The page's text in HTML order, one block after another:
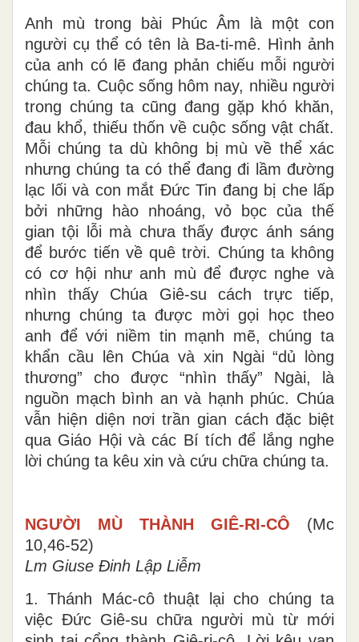
Anh mù trong bài Phúc Âm là một con
người cụ thể có tên là Ba-ti-mê. Hình ảnh
của anh có lẽ đang phản chiếu mỗi người
chúng ta. Cuộc sống hôm nay, nhiều người
trong chúng ta cũng đang gặp khó khăn,
đau khổ, thiếu thốn về cuộc sống vật chất.
Mỗi chúng ta dù không bị mù về thể xác
nhưng chúng ta có thể đang đi lầm đường
lạc lối và con mắt Đức Tin đang bị che lấp
bởi những hào nhoáng, vỏ bọc của thế
gian tội lỗi mà chưa thấy được ánh sáng
để bước tiến về quê trời. Chúng ta không
có cơ hội như anh mù để được nghe và
nhìn thấy Chúa Giê-su cách trực tiếp,
nhưng chúng ta được mời gọi học theo
anh để với niềm tin mạnh mẽ, chúng ta
khẩn cầu lên Chúa và xin Ngài “dủ lòng
thương” cho được “nhìn thấy” Ngài, là
nguồn mạch bình an và hạnh phúc. Chúa
vẫn hiện diện nơi trần gian cách đặc biệt
qua Giáo Hội và các Bí tích để lắng nghe
lời chúng ta kêu xin và cứu chữa chúng ta.
NGƯỜI MÙ THÀNH GIÊ-RI-CÔ (Mc
10,46-52)
Lm Giuse Đinh Lập Liễm
1. Thánh Mác-cô thuật lại cho chúng ta
việc Đức Giê-su chữa người mù từ mới